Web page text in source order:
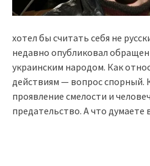
хотел бы считать себя не
недавно опубликовал
украинским народом. Как
действиям — вопрос спорный.
проявление смелости и
предательство. А что думаете